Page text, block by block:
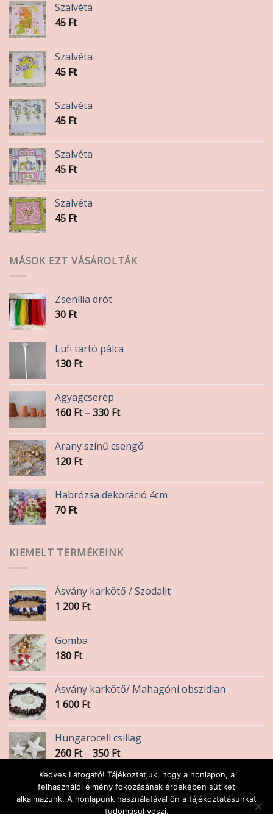
választhatók
ki
Szalvéta
45 Ft
Szalvéta
45 Ft
Szalvéta
45 Ft
Szalvéta
45 Ft
Szalvéta
45 Ft
MÁSOK EZT VÁSÁROLTÁK
Zsenília drót
30 Ft
Lufi tartó pálca
130 Ft
Agyagcserép
160 Ft – 330 FtÁrtartomány:
-
330 Ft
Arany színű csengő
120 Ft
Habrózsa dekoráció 4cm
70 Ft
KIEMELT TERMÉKEINK
Ásvány karkötő / Szodalit
1 200 Ft
Gomba
180 Ft
Ásvány karkötő/ Mahagóni obszidian
1 600 Ft
Hungarocell csillag
260 Ft – 350 FtÁrtartomány:
-
350 Ft
Formalyukasztó
2 390Ft
Kedves Látogató! Tájékoztatjuk, hogy a honlapon, a
felhasználói élmény fokozásának érdekében sütiket
alkalmazunk. A honlapunk használatával ön a tájékoztatásunkat
tudomásul veszi.